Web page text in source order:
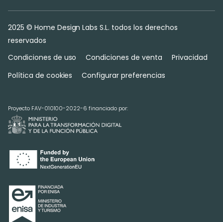
2025 © Home Design Labs S.L. todos los derechos
reservados
Condiciones de uso
Condiciones de venta
Privacidad
Política de cookies
Configurar preferencias
Proyecto FAV-010100-2022-6 financiado por: